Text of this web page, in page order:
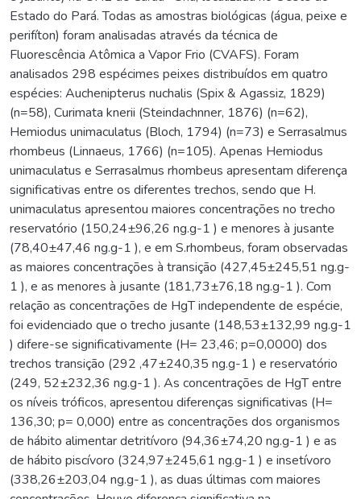
Estado do Pará. Todas as amostras biológicas (água, peixe e
perifíton) foram analisadas através da técnica de
Fluorescência Atômica a Vapor Frio (CVAFS). Foram
analisados 298 espécimes peixes distribuídos em quatro
espécies: Auchenipterus nuchalis (Spix & Agassiz, 1829)
(n=58), Curimata knerii (Steindachnner, 1876) (n=62),
Hemiodus unimaculatus (Bloch, 1794) (n=73) e Serrasalmus
rhombeus (Linnaeus, 1766) (n=105). Apenas Hemiodus
unimaculatus e Serrasalmus rhombeus apresentam diferença
significativas entre os diferentes trechos, sendo que H.
unimaculatus apresentou maiores concentrações no trecho
reservatório (150,24±96,26 ng.g-1 ) e menores à jusante
(78,40±47,46 ng.g-1 ), e em S.rhombeus, foram observadas
as maiores concentrações à transição (427,45±245,51 ng.g-
1 ), e as menores à jusante (181,73±76,18 ng.g-1 ). Com
relação as concentrações de HgT independente de espécie,
foi evidenciado que o trecho jusante (148,53±132,99 ng.g-1
) difere-se significativamente (H= 23,46; p=0,0000) dos
trechos transição (292 ,47±240,35 ng.g-1 ) e reservatório
(249, 52±232,36 ng.g-1 ). As concentrações de HgT entre
os níveis tróficos, apresentou diferenças significativas (H=
136,30; p= 0,000) entre as concentrações dos organismos
de hábito alimentar detritívoro (94,36±74,20 ng.g-1 ) e as
de hábito piscívoro (324,97±245,61 ng.g-1 ) e insetívoro
(338,26±203,04 ng.g-1 ), as duas últimas com maiores